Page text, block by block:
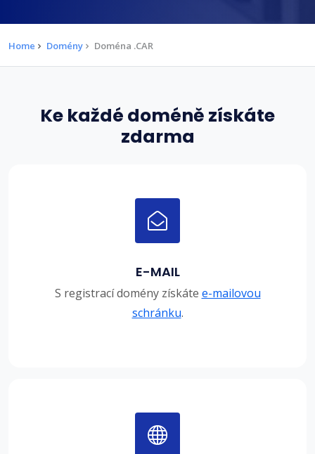
Home Domény Doména .CAR
Ke každé doméně získáte
zdarma
E-MAIL
S registrací domény získáte e-mailovou
schránku.